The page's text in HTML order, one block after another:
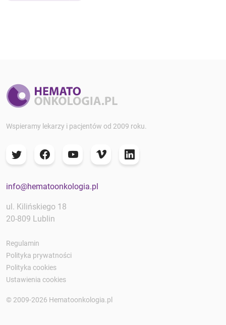
Wspieramy lekarzy i pacjentów od 2009 roku.
info@hematoonkologia.pl
ul. Kilińskiego 18
20-809 Lublin
Regulamin
Polityka prywatności
Polityka cookies
Ustawienia cookies
© 2009-2026 Hematoonkologia.pl